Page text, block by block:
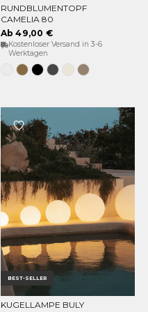
OPTIONEN WÄHLEN
RUNDBLUMENTOPF
CAMELIA 80
Ab 49,00 €
Kostenloser Versand in 3-6
Werktagen
WeissBronzeSchwarz
Anthrazit
Opak-
beige
Taupe
BEST-SELLER
OPTIONEN WÄHLEN
KUGELLAMPE BULY